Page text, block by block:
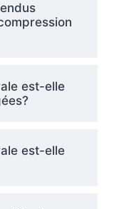
est-elle
est-elle